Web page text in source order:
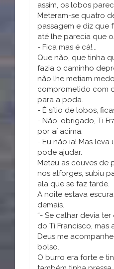
assim, os lobos
Meteram-se quatro
passagem e diz que
até lhe parecia que
- Fica mas é cá!...
Que não, que tinha
fazia o caminho
não lhe metiam
comprometido com
para a poda.
- É sítio de lobos,
- Não, obrigado, Ti
por aí acima.
- Eu não ia! Mas leva
pode ajudar.
Meteu as couves de
nos alforges, subiu
ala que se faz tarde.
A noite estava
demais.
“- Se calhar devia
do Ti Francisco, mas
Deus me
bolso.
O burro era forte e